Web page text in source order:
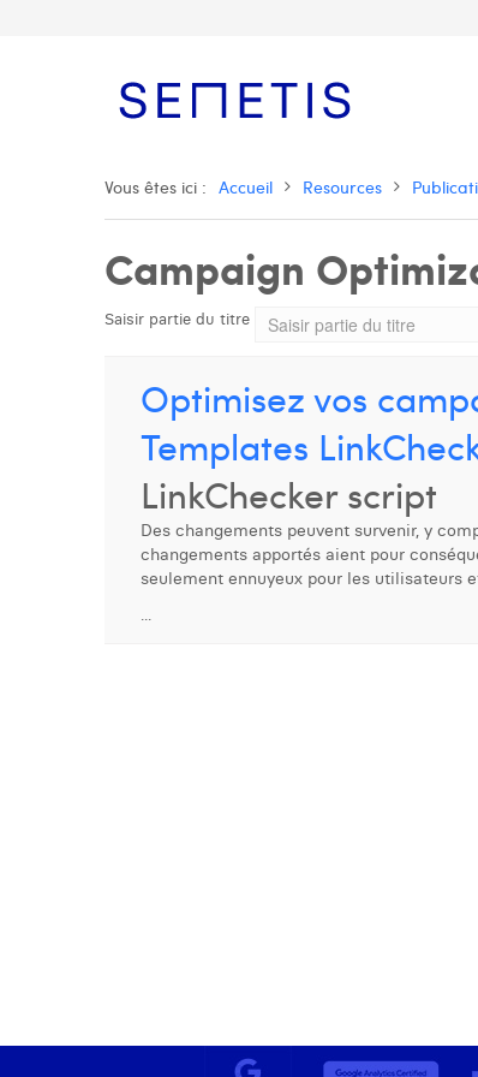
Vous êtes ici : Accueil Resources
Campaign
Saisir partie du titre
Optimisez vos
Templates
LinkChecker script
Des changements peuvent survenir, y
changements apportés aient pour
seulement ennuyeux pour les utilisateurs
...